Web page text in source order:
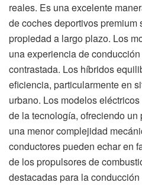
reales. Es una excelente
de coches deportivos premium
propiedad a largo plazo. Los
una experiencia de
contrastada. Los híbridos
eficiencia, particularmente en
urbano. Los modelos
de la tecnología, ofreciendo un
una menor complejidad
conductores pueden echar en
de los propulsores de
destacadas para la